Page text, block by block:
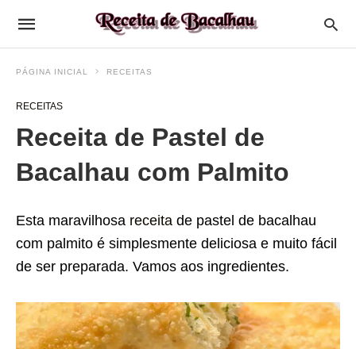
PÁGINA INICIAL RECEITAS
RECEITAS
Receita de Pastel de
Bacalhau com Palmito
Esta maravilhosa receita de pastel de bacalhau
com palmito é simplesmente deliciosa e muito fácil
de ser preparada. Vamos aos ingredientes.